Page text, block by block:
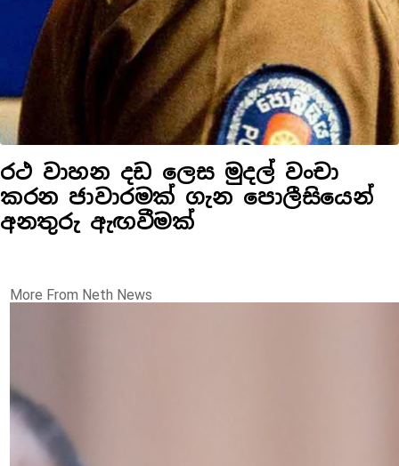
රථ වාහන දඩ ලෙස මුදල් වංචා
කරන ජාවාරමක් ගැන පොලීසියෙන්
අනතුරු ඇඟවීමක්
More From Neth News